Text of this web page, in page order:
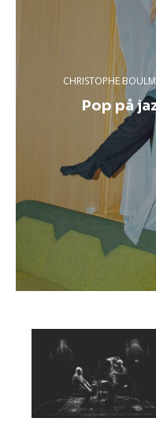
CHRISTOPHE
Pop på